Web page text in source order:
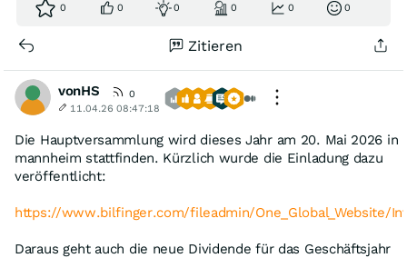
0 0 0 0 0 0
Zitieren
vonHS
0
11.04.26 08:47:18
Die Hauptversammlung wird dieses Jahr am 20. Mai 2026 in
mannheim stattfinden. Kürzlich wurde die Einladung dazu
veröffentlicht:
https://www.bilfinger.com/fileadmin/One_Global_Website/
Daraus geht auch die neue Dividende für das Geschäftsjahr